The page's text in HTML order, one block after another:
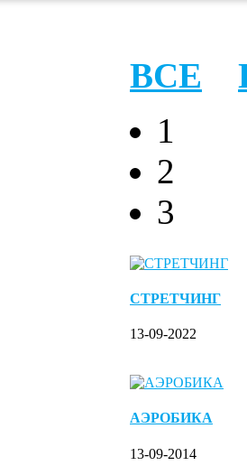
ВСЕ
1
2
3
СТРЕТЧИНГ
13-09-2022
АЭРОБИКА
13-09-2014